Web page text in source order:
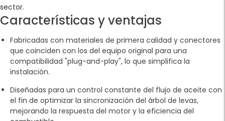
sector.
Características y ventajas
Fabricadas con materiales de primera calidad y conectores
que coinciden con los del equipo original para una
compatibilidad "plug-and-play", lo que simplifica la
instalación.
Diseñadas para un control constante del flujo de aceite con
el fin de optimizar la sincronización del árbol de levas,
mejorando la respuesta del motor y la eficiencia del